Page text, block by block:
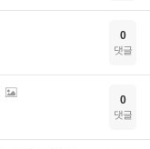
0
댓글
0
댓글